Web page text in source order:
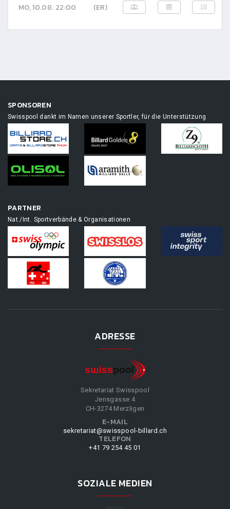
MO, 10.08. 22:00
(ER)
SPONSOREN
Swisspool dankt im Namen unserer Sportler, für die Unterstützung
PARTNER
Nat./Int. Sportverbände & Organisationen
ADRESSE
Sekretariat Swisspool
Jensgasse 4
CH-3274 Merzligen
E-MAIL
sekretariat@swisspool-billard.ch
TELEFON
+41 79 254 45 01
SOZIALE MEDIEN